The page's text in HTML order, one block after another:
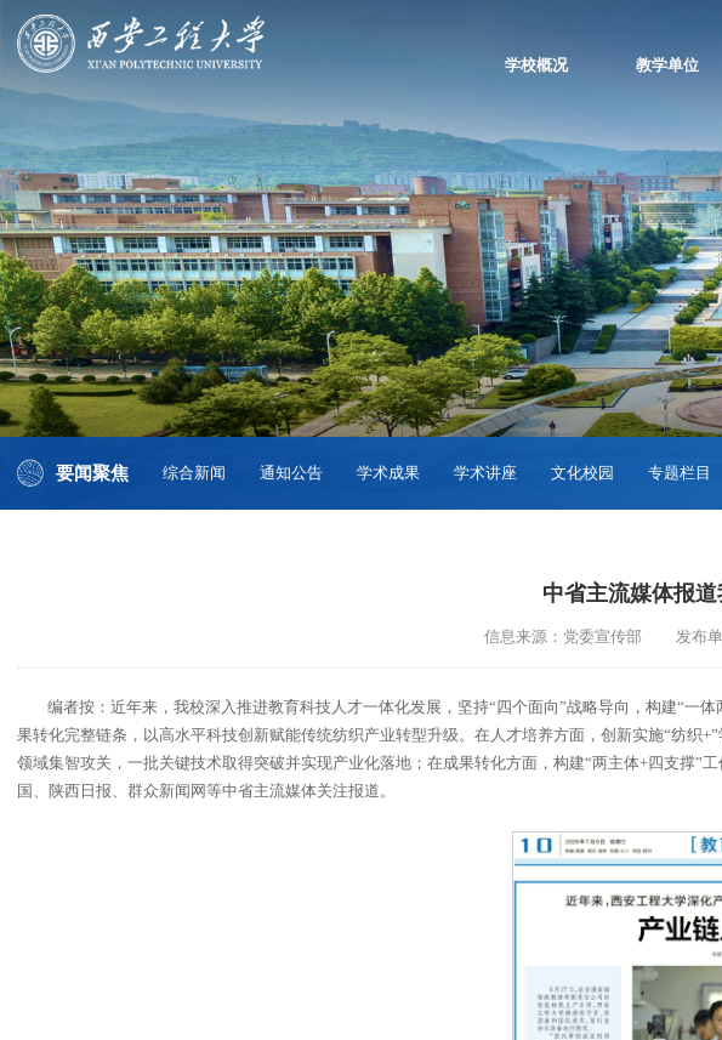
学校概况 教学单位
要闻聚焦 综合新闻 通知公告 学术成果 学术讲座 文化校园 专题栏目
中省主流媒体报
信息来源：党委宣传部 发布
编者按：近年来，我校深入推进教育科技人才一体化发展，坚持“四个面向”战略导向，构建“一
果转化完整链条，以高水平科技创新赋能传统纺织产业转型升级。在人才培养方面，创新实施“纺织
领域集智攻关，一批关键技术取得突破并实现产业化落地；在成果转化方面，构建“两主体+四支撑”
国、陕西日报、群众新闻网等中省主流媒体关注报道。